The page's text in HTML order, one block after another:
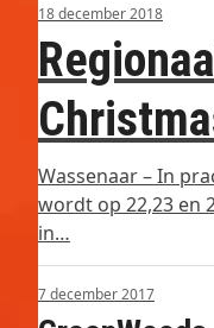
18 december 2018
Wassenaar – In
wordt op 22,23 en
in…
7 december 2017